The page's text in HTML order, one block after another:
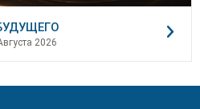
2026